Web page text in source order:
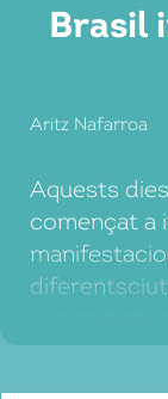
Brasil
Aritz Nafarroa
Aquests
començat a
pujadade